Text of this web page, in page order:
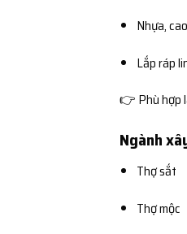
Nhựa,
Lắp ráp
👉 Phù hợp
Ngành
Thợ sắt
Thợ mộc